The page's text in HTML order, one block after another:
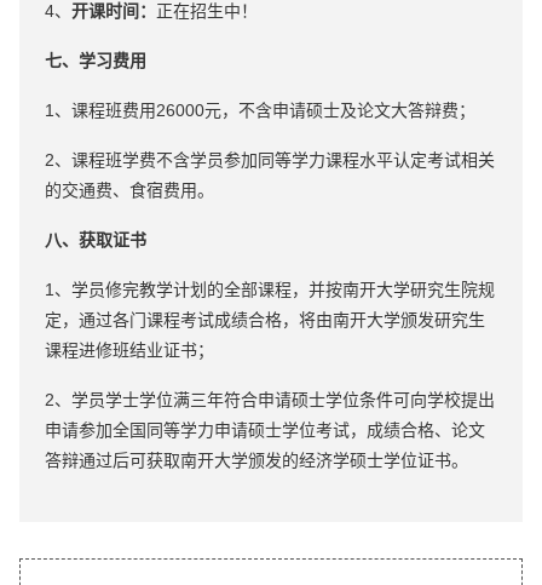
4、 开课时间： 正在招生中！
七、学习费用
1、课程班费用26000元，不含申请硕士及论文大答辩费；
2、课程班学费不含学员参加同等学力课程水平认定考试相关
的交通费、食宿费用。
八、获取证书
1、学员修完教学计划的全部课程，并按南开大学研究生院规
定，通过各门课程考试成绩合格，将由南开大学颁发研究生
课程进修班结业证书；
2、学员学士学位满三年符合申请硕士学位条件可向学校提出
申请参加全国同等学力申请硕士学位考试，成绩合格、论文
答辩通过后可获取南开大学颁发的经济学硕士学位证书。